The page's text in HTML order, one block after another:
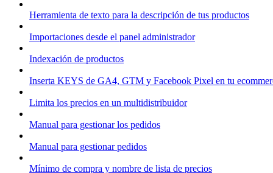
Herramienta de texto para la descripción de tus productos
Importaciones desde el panel administrador
Indexación de productos
Inserta KEYS de GA4, GTM y Facebook Pixel en tu
Limita los precios en un multidistribuidor
Manual para gestionar los pedidos
Manual para gestionar pedidos
Mínimo de compra y nombre de lista de precios